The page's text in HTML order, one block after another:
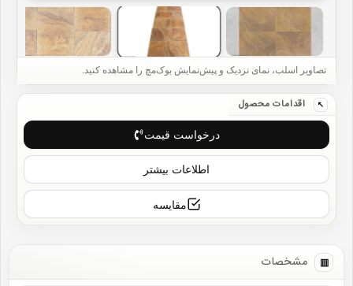
درخواست قیمت
اطلاعات بیشتر
مقایسه
مشخصات